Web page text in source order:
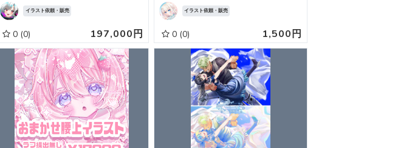
イラスト依頼・販売
0 (0) 197,000円
イラスト依頼・販売
0 (0) 1,500円